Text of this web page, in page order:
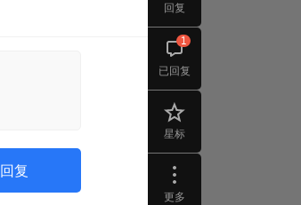
回复
已回复
1
星标
更多
回复